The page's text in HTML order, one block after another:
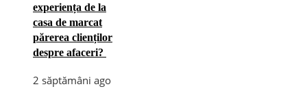
experiența de la
casa de marcat
părerea clienților
despre afaceri?
2 săptămâni ago